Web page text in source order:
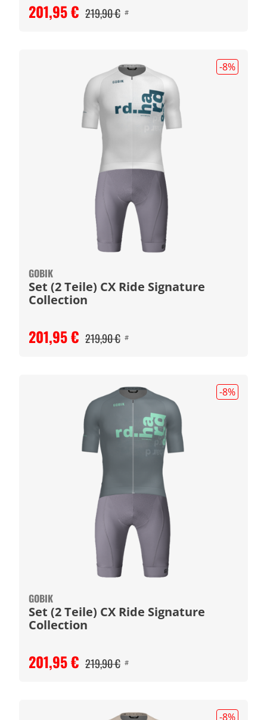
201,95 € 219,90 € #
-8%
GOBIK
Set (2 Teile) CX Ride Signature
Collection
201,95 € 219,90 € #
-8%
GOBIK
Set (2 Teile) CX Ride Signature
Collection
201,95 € 219,90 € #
-8%